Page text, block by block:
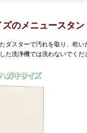
のメニュースタン
ダスターで汚れを取り、乾い
た洗浄機では洗わないでくだ